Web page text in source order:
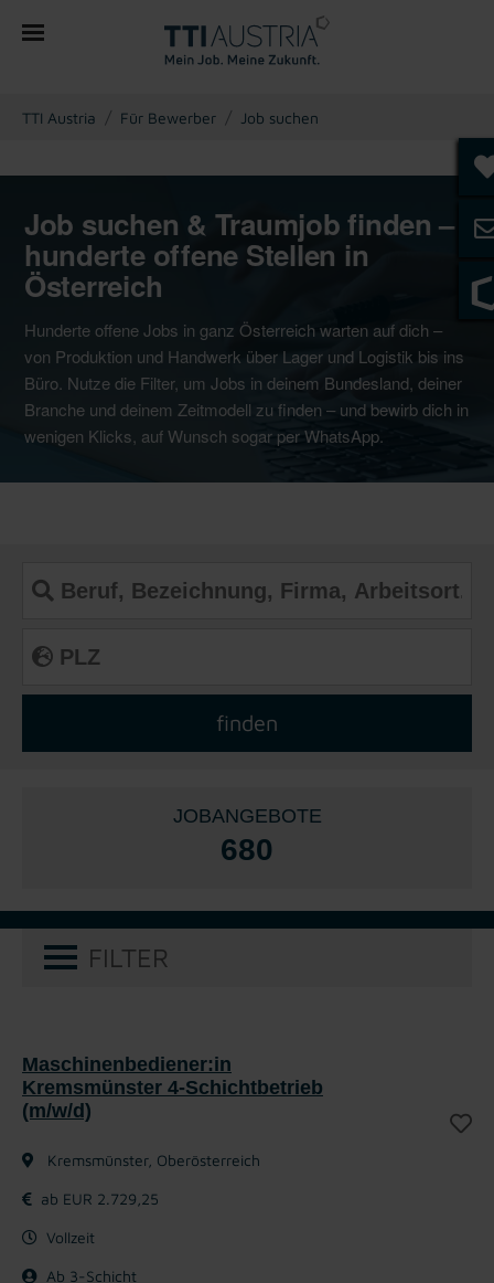
You are here:
TTI Austria Für Bewerber Job suchen
Job suchen & Traumjob finden –
hunderte offene Stellen in
Österreich
Hunderte offene Jobs in ganz Österreich warten auf dich –
von Produktion und Handwerk über Lager und Logistik bis ins
Büro. Nutze die Filter, um Jobs in deinem Bundesland, deiner
Branche und deinem Zeitmodell zu finden – und bewirb dich in
wenigen Klicks, auf Wunsch sogar per WhatsApp.
JOBANGEBOTE
680
FILTER
Maschinenbediener:in
Kremsmünster 4-Schichtbetrieb
(m/w/d)
Kremsmünster, Oberösterreich
ab EUR 2.729,25
Vollzeit
Ab 3-Schicht